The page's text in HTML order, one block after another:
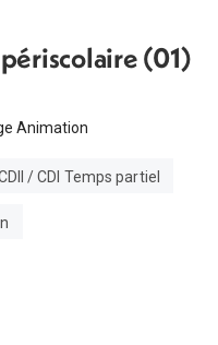
(01)
Animation
/ CDI Temps partiel